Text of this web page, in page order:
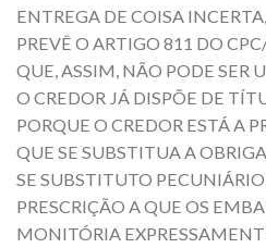
ENTREGA DE COISA
PREVÊ O ARTIGO 811 DO
QUE, ASSIM, NÃO PODE SER
O CREDOR JÁ DISPÕE DE
PORQUE O CREDOR ESTÁ A
QUE SE SUBSTITUA A
SE SUBSTITUTO PECUNIÁRIO.
PRESCRIÇÃO A QUE OS
MONITÓRIA